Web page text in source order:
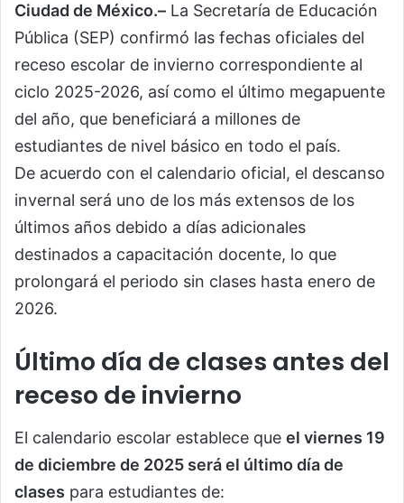
Ciudad de México.– La Secretaría de Educación
Pública (SEP) confirmó las fechas oficiales del
receso escolar de invierno correspondiente al
ciclo 2025-2026, así como el último megapuente
del año, que beneficiará a millones de
estudiantes de nivel básico en todo el país.
De acuerdo con el calendario oficial, el descanso
invernal será uno de los más extensos de los
últimos años debido a días adicionales
destinados a capacitación docente, lo que
prolongará el periodo sin clases hasta enero de
2026.
Último día de clases antes del
receso de invierno
El calendario escolar establece que el viernes 19
de diciembre de 2025 será el último día de
clases para estudiantes de: